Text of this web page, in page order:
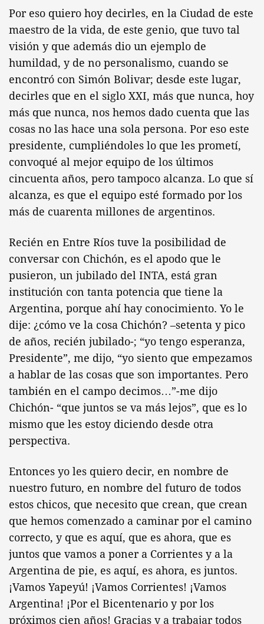
Por eso quiero hoy decirles, en la Ciudad de este
maestro de la vida, de este genio, que tuvo tal
visión y que además dio un ejemplo de
humildad, y de no personalismo, cuando se
encontró con Simón Bolivar; desde este lugar,
decirles que en el siglo XXI, más que nunca, hoy
más que nunca, nos hemos dado cuenta que las
cosas no las hace una sola persona. Por eso este
presidente, cumpliéndoles lo que les prometí,
convoqué al mejor equipo de los últimos
cincuenta años, pero tampoco alcanza. Lo que sí
alcanza, es que el equipo esté formado por los
más de cuarenta millones de argentinos.
Recién en Entre Ríos tuve la posibilidad de
conversar con Chichón, es el apodo que le
pusieron, un jubilado del INTA, está gran
institución con tanta potencia que tiene la
Argentina, porque ahí hay conocimiento. Yo le
dije: ¿cómo ve la cosa Chichón? –setenta y pico
de años, recién jubilado-; “yo tengo esperanza,
Presidente”, me dijo, “yo siento que empezamos
a hablar de las cosas que son importantes. Pero
también en el campo decimos…”-me dijo
Chichón- “que juntos se va más lejos”, que es lo
mismo que les estoy diciendo desde otra
perspectiva.
Entonces yo les quiero decir, en nombre de
nuestro futuro, en nombre del futuro de todos
estos chicos, que necesito que crean, que crean
que hemos comenzado a caminar por el camino
correcto, y que es aquí, que es ahora, que es
juntos que vamos a poner a Corrientes y a la
Argentina de pie, es aquí, es ahora, es juntos.
¡Vamos Yapeyú! ¡Vamos Corrientes! ¡Vamos
Argentina! ¡Por el Bicentenario y por los
próximos cien años! Gracias y a trabajar todos